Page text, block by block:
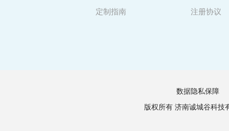
定制指南
注册协议
数据隐私保障
版权所有 济南诚城谷科技